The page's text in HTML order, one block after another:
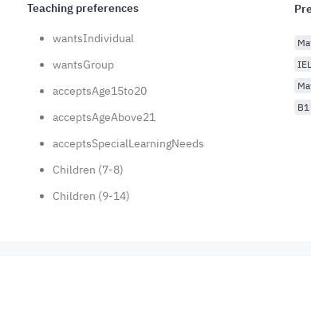
Teaching preferences
wantsIndividual
wantsGroup
acceptsAge15to20
acceptsAgeAbove21
acceptsSpecialLearningNeeds
Children (7-8)
Children (9-14)